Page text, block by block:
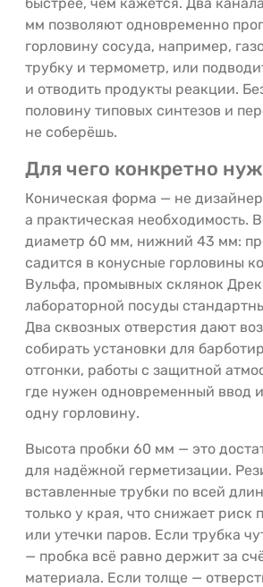
мм позволяют одновременно
горловину сосуда, например,
трубку и термометр, или
и отводить продукты реакции.
половину типовых синтезов и
не соберёшь.
Для чего конкретно
Коническая форма — не
а практическая необходимость.
диаметр 60 мм, нижний 43 мм:
садится в конусные горловины
Вульфа, промывных склянок
лабораторной посуды
Два сквозных отверстия дают
собирать установки для
отгонки, работы с защитной
где нужен одновременный ввод
одну горловину.
Высота пробки 60 мм — это
для надёжной герметизации.
вставленные трубки по всей
только у края, что снижает риск
или утечки паров. Если трубка
— пробка всё равно держит за
материала. Если толще —